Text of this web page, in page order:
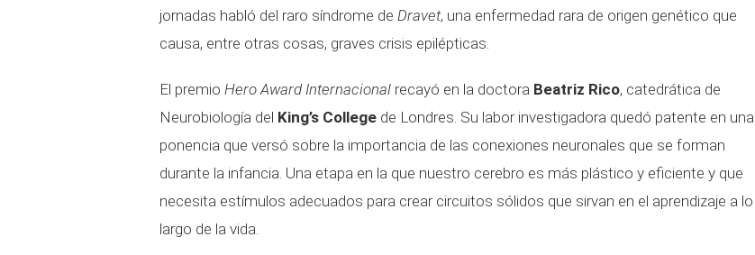
jornadas habló del raro síndrome de Dravet, una enfermedad rara de origen genético que
causa, entre otras cosas, graves crisis epilépticas.
El premio Hero Award Internacional recayó en la doctora Beatriz Rico, catedrática de
Neurobiología del King’s College de Londres. Su labor investigadora quedó patente en una
ponencia que versó sobre la importancia de las conexiones neuronales que se forman
durante la infancia. Una etapa en la que nuestro cerebro es más plástico y eficiente y que
necesita estímulos adecuados para crear circuitos sólidos que sirvan en el aprendizaje a lo
largo de la vida.